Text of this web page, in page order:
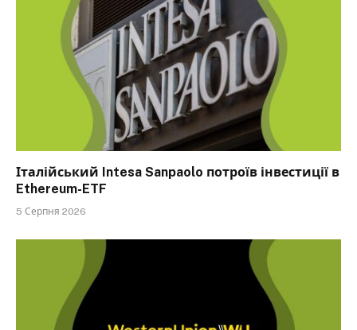
Італійський Intesa Sanpaolo потроїв інвестиції в
Ethereum-ETF
5 Серпня 2026